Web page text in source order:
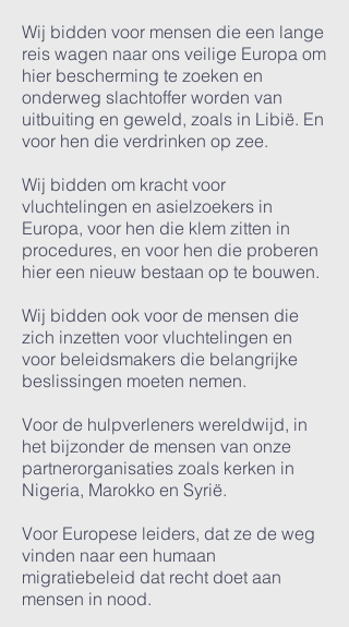
Wij bidden voor mensen die een lange
reis wagen naar ons veilige Europa om
hier bescherming te zoeken en
onderweg slachtoffer worden van
uitbuiting en geweld, zoals in Libië. En
voor hen die verdrinken op zee.
Wij bidden om kracht voor
vluchtelingen en asielzoekers in
Europa, voor hen die klem zitten in
procedures, en voor hen die proberen
hier een nieuw bestaan op te bouwen.
Wij bidden ook voor de mensen die
zich inzetten voor vluchtelingen en
voor beleidsmakers die belangrijke
beslissingen moeten nemen.
Voor de hulpverleners wereldwijd, in
het bijzonder de mensen van onze
partnerorganisaties zoals kerken in
Nigeria, Marokko en Syrië.
Voor Europese leiders, dat ze de weg
vinden naar een humaan
migratiebeleid dat recht doet aan
mensen in nood.